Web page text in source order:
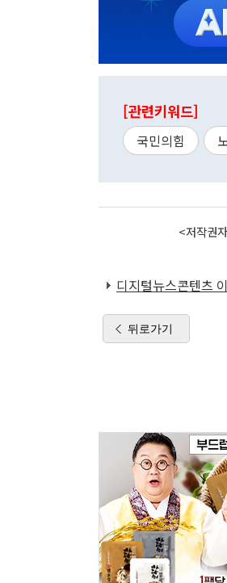
[관련키워드]
국민의힘
<저작권
디지털뉴스콘텐츠
뒤로가기